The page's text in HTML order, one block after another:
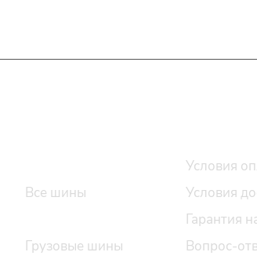
Все шины
Грузовые шины
Условия
Условия
Гарантия
Вопрос-